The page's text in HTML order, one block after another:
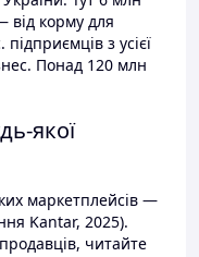
від корму для
з усієї
Понад 120 млн
якої
маркетплейсів —
Kantar, 2025).
читайте